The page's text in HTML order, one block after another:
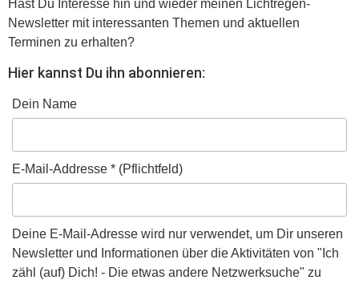
Hast Du Interesse hin und wieder meinen Lichtregen-
Newsletter mit interessanten Themen und aktuellen
Terminen zu erhalten?
Hier kannst Du ihn abonnieren:
Dein Name
E-Mail-Addresse * (Pflichtfeld)
Deine E-Mail-Adresse wird nur verwendet, um Dir unseren
Newsletter und Informationen über die Aktivitäten von "Ich
zähl (auf) Dich! - Die etwas andere Netzwerksuche" zu